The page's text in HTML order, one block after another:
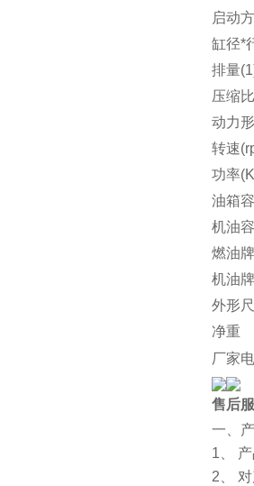
启动
缸径*
排量
压缩比
动力
转速
功率
油箱
机油
燃油
机油
外形
净重
厂家
售后
一、
1、
2、